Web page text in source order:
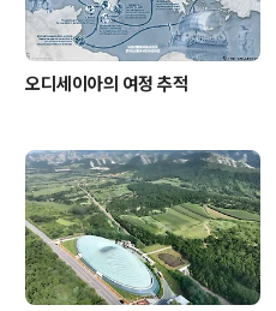
오디세이아의 여정 추적